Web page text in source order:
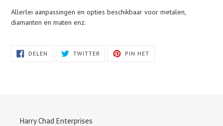
Allerlei aanpassingen en opties beschikbaar voor metalen,
diamanten en maten enz.
DELEN DELEN
TWITTER TWITTEREN
OP
PIN HET
Harry Chad Enterprises